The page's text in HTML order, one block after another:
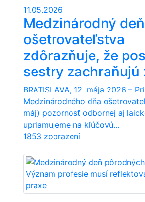
11.05.2026
Medzinárodný deň
ošetrovateľstva
zdôrazňuje, že
sestry zachraňujú
BRATISLAVA, 12. mája 2026 –
Medzinárodného dňa
máj) pozornosť odbornej aj
upriamujeme na kľúčovú...
1853 zobrazení